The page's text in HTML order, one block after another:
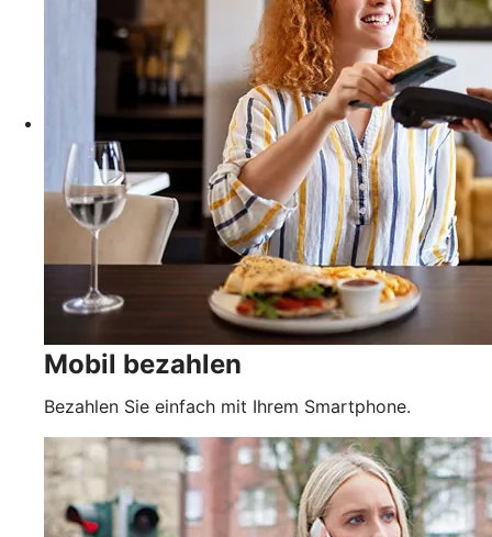
Mobil bezahlen
Bezahlen Sie einfach mit Ihrem Smartphone.